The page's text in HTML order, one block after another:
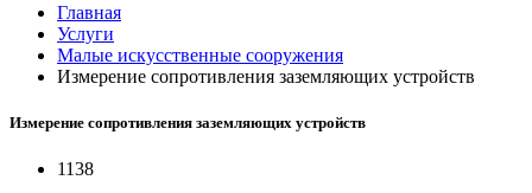
Главная
Услуги
Малые искусственные сооружения
Измерение сопротивления заземляющих устройств
Измерение сопротивления заземляющих устройств
1138